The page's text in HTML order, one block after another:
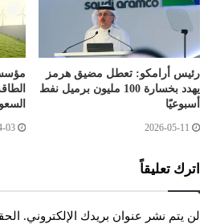
رئيس أرامكو: تعطل مضيق هرمز
يهدد بخسارة 100 مليون برميل نفط
أسبوعيًا
2026-05-11
03
اترك تعليقاً
لن يتم نشر عنوان بريدك الإلكتروني.